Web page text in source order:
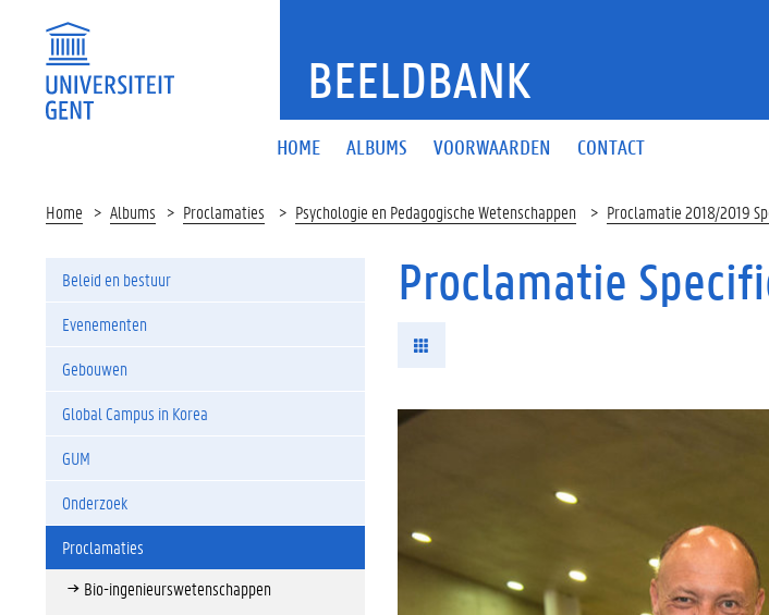
BEELDBANK
HOME ALBUMS VOORWAARDEN CONTACT
Home Albums Proclamaties Psychologie en Pedagogische Wetenschappen Proclamatie 2018/2019
Beleid en bestuur
Evenementen
Gebouwen
Global Campus in Korea
GUM
Onderzoek
Proclamaties
Bio-ingenieurswetenschappen
Proclamatie